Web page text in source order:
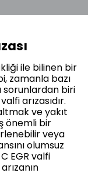
ile bilinen bir
zamanla bazı
sorunlardan biri
arızasıdır.
ve yakıt
önemli bir
veya
olumsuz
EGR valfi